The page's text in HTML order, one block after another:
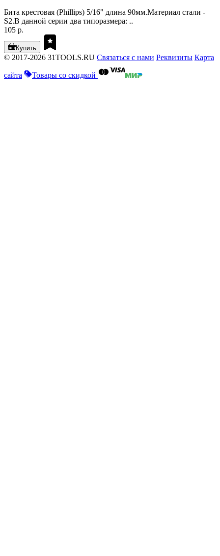
Бита крестовая (Phillips) 5/16" длина 90мм.Материал стали -
S2.В данной серии два типоразмера: ..
105 р.
Купить
© 2017-2026 31TOOLS.RU Связаться с нами Реквизиты Карта
сайта Товары со скидкой